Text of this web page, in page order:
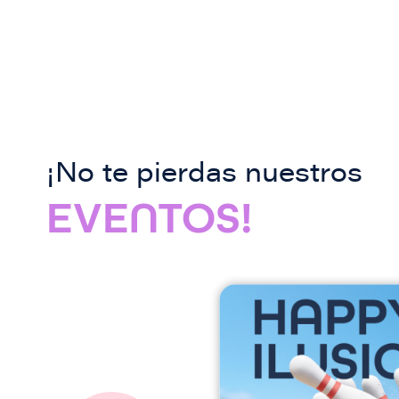
¡No te pierdas nuestros
EVENTOS!
I
g